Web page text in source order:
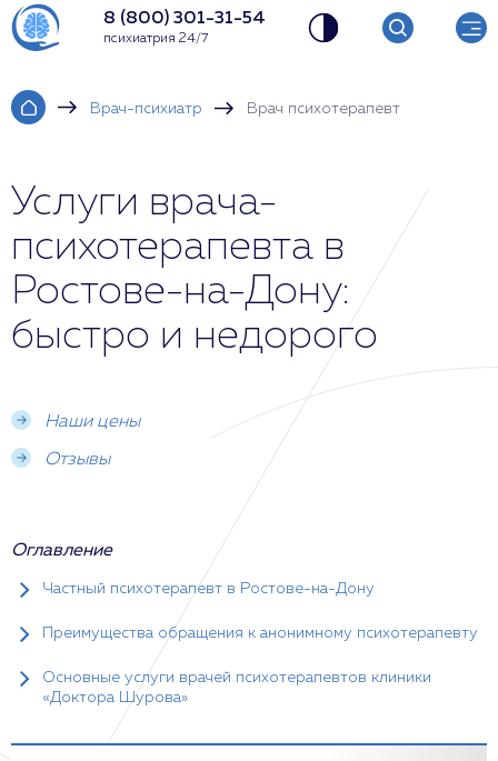
8 (800) 301-31-54
психиатрия 24/7
Врач-психиатр Врач психотерапевт
Услуги врача-
психотерапевта в
Ростове-на-Дону:
быстро и недорого
Наши цены
Отзывы
Оглавление
Частный психотерапевт в Ростове-на-Дону
Преимущества обращения к анонимному психотерапевту
Основные услуги врачей психотерапевтов клиники
«Доктора Шурова»